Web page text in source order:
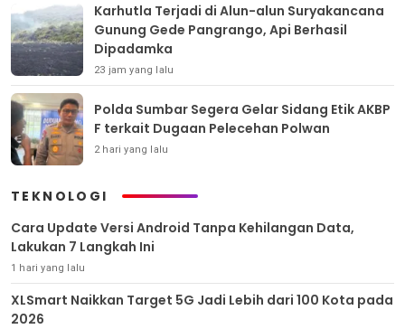
Karhutla Terjadi di Alun-alun Suryakancana
Gunung Gede Pangrango, Api Berhasil
Dipadamka
23 jam yang lalu
Polda Sumbar Segera Gelar Sidang Etik AKBP
F terkait Dugaan Pelecehan Polwan
2 hari yang lalu
TEKNOLOGI
Cara Update Versi Android Tanpa Kehilangan Data,
Lakukan 7 Langkah Ini
1 hari yang lalu
XLSmart Naikkan Target 5G Jadi Lebih dari 100 Kota pada
2026